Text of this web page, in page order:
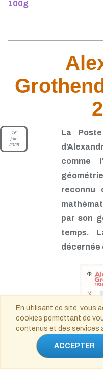
100g
16
juin
2025
La
comme
reconnu
par son
temps.
décernée
En utilisant ce site, vous
cookies permettant de
contenus et des services
ACCEPTER